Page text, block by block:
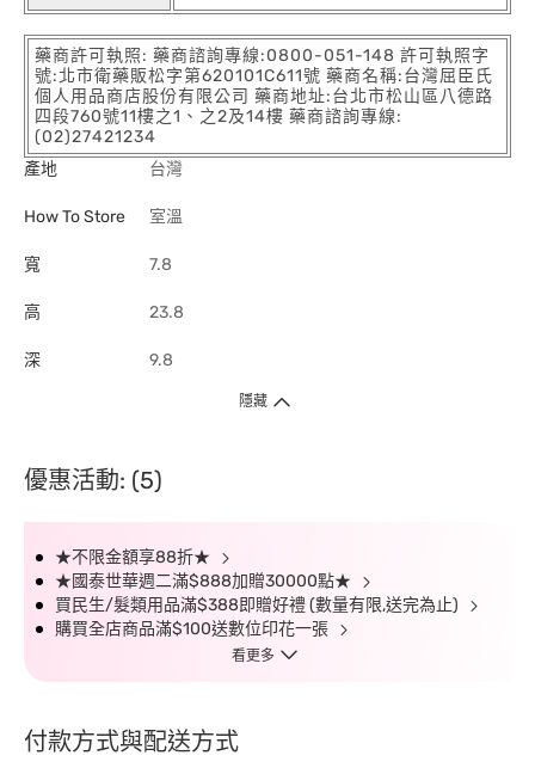
藥商許可執照: 藥商諮詢專線:0800-051-148 許可執照字
號:北市衛藥販松字第620101C611號 藥商名稱:台灣屈臣氏
個人用品商店股份有限公司 藥商地址:台北市松山區八德路
四段760號11樓之1、之2及14樓 藥商諮詢專線:
(02)27421234
產地
台灣
How To Store 室溫
寬 7.8
高 23.8
深 9.8
隱藏
優惠活動: (5)
★不限金額享88折★
★國泰世華週二滿$888加贈30000點★
買民生/髮類用品滿$388即贈好禮 (數量有限,送完為止)
購買全店商品滿$100送數位印花一張
看更多
付款方式與配送方式